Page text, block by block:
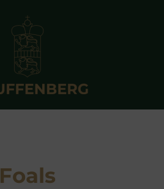
Foals